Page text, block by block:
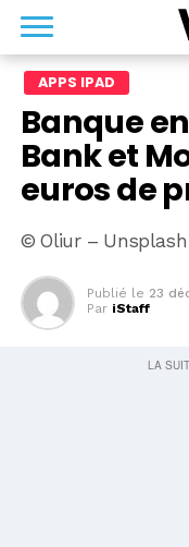
APPS IPAD
Banque
Bank et
euros de
© Oliur – Unsplash
Publié le 23
Par iStaff